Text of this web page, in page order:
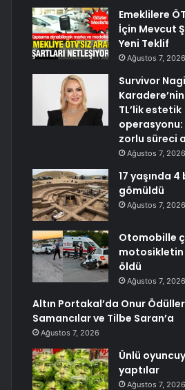
Emeklilere
İçin Mevcut
Yeni Teklif
Ağustos 7, 2026
Survivor
TL’lik estetik
operasyonu:
zorlu süreci
Ağustos 7, 2026
17 yaşında
gömüldü
Ağustos 7, 2026
Otomobille
motosikletin
öldü
Ağustos 7, 2026
Altın Portakal’da Onur
Samancılar ve Tilbe Saran’a
Ağustos 7, 2026
Ünlü
yaptılar
Ağustos 7, 2026